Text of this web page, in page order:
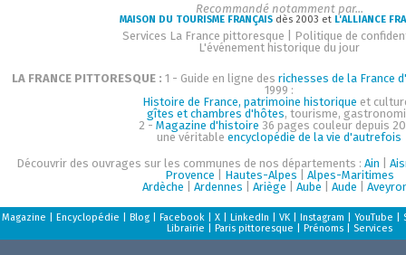
Recommandé notamment par...
MAISON DU TOURISME FRANÇAISdès 2003 et L'ALLIANCE
Services La France pittoresque
Politique de
L'événement historique du jour
LA FRANCE PITTORESQUE : 1 - Guide en ligne des richesses de la France
1999 :
Histoire de France, patrimoine historique et
gîtes et chambres d'hôtes, tourisme,
2 - Magazine d'histoire 36 pages couleur depuis
une véritable encyclopédie de la vie d'autrefois
Découvrir des ouvrages sur les communes de nos départements : Ain
Provence
Hautes-Alpes
Alpes-Maritimes
Ardèche
Ardennes Ariège Aube Aude
Magazine Encyclopédie Blog| Facebook| X| LinkedIn VK| Instagram YouTube
Librairie
Paris pittoresque Prénoms| Services